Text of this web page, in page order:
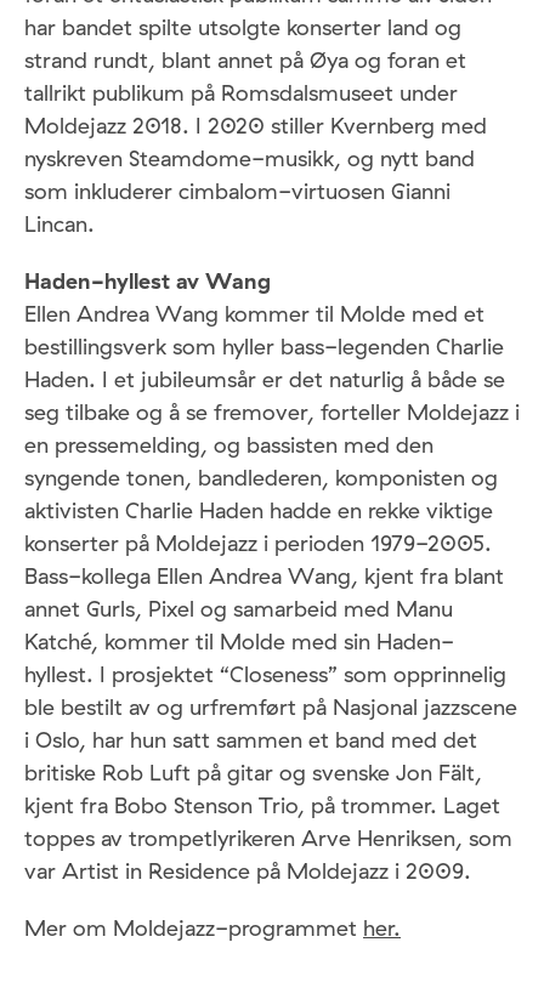
har bandet spilte utsolgte konserter land og
strand rundt, blant annet på Øya og foran et
tallrikt publikum på Romsdalsmuseet under
Moldejazz 2018. I 2020 stiller Kvernberg med
nyskreven Steamdome-musikk, og nytt band
som inkluderer cimbalom-virtuosen Gianni
Lincan.
Haden-hyllest av Wang
Ellen Andrea Wang kommer til Molde med et
bestillingsverk som hyller bass-legenden Charlie
Haden. I et jubileumsår er det naturlig å både se
seg tilbake og å se fremover, forteller Moldejazz i
en pressemelding, og bassisten med den
syngende tonen, bandlederen, komponisten og
aktivisten Charlie Haden hadde en rekke viktige
konserter på Moldejazz i perioden 1979-2005.
Bass-kollega Ellen Andrea Wang, kjent fra blant
annet Gurls, Pixel og samarbeid med Manu
Katché, kommer til Molde med sin Haden-
hyllest. I prosjektet “Closeness” som opprinnelig
ble bestilt av og urfremført på Nasjonal jazzscene
i Oslo, har hun satt sammen et band med det
britiske Rob Luft på gitar og svenske Jon Fält,
kjent fra Bobo Stenson Trio, på trommer. Laget
toppes av trompetlyrikeren Arve Henriksen, som
var Artist in Residence på Moldejazz i 2009.
Mer om Moldejazz-programmet her.